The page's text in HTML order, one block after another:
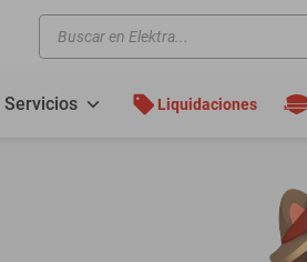
Buscar en Elektra...
Servicios Liquidaciones
motos